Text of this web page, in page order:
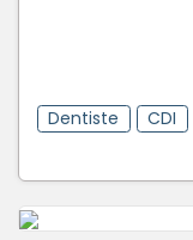
Dentiste CDI